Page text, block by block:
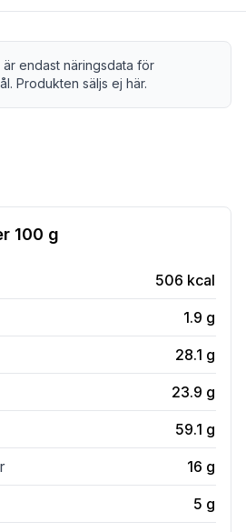
är endast näringsdata för
Produkten säljs ej här.
100 g
506 kcal
1.9 g
28.1 g
23.9 g
59.1 g
16 g
5 g